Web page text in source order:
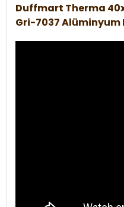
Duffmart Therma
Gri-7037